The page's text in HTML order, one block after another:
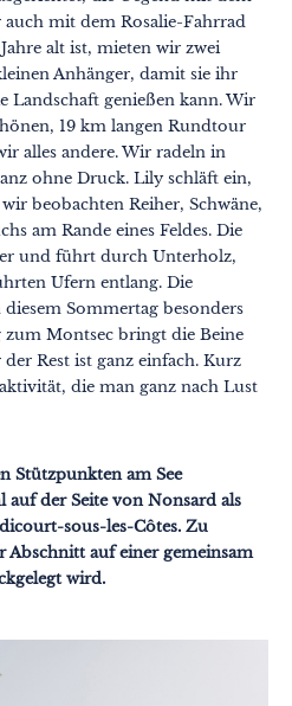
mit dem Rosalie-Fahrrad
alt ist, mieten wir zwei
Anhänger, damit sie ihr
Landschaft genießen kann. Wir
19 km langen Rundtour
alles andere. Wir radeln in
ohne Druck. Lily schläft ein,
beobachten Reiher, Schwäne,
am Rande eines Feldes. Die
und führt durch Unterholz,
Ufern entlang. Die
Sommertag besonders
zum Montsec bringt die Beine
Rest ist ganz einfach. Kurz
die man ganz nach Lust
Stützpunkten am See
auf der Seite von Nonsard als
sous-les-Côtes. Zu
Abschnitt auf einer gemeinsam
wird.